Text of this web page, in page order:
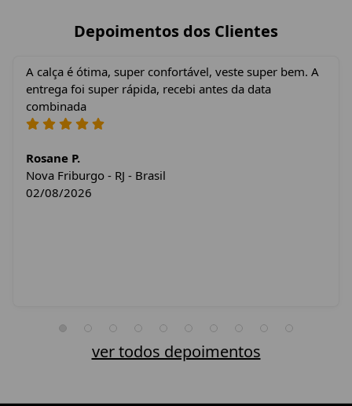
Depoimentos dos Clientes
A calça é ótima, super confortável, veste super bem. A
entrega foi super rápida, recebi antes da data
combinada
Rosane P.
Nova Friburgo - RJ - Brasil
02/08/2026
ver todos depoimentos